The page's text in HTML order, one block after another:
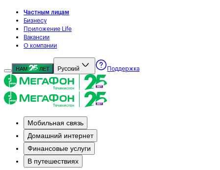
Частным лицам
Бизнесу
Приложение Life
Вакансии
О компании
НАМ ЛЕТ Русский Поддержка
Мобильная связь
Домашний интернет
Финансовые услуги
В путешествиях